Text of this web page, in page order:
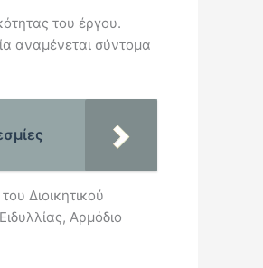
του έργου.
αναμένεται σύντομα
Διοικητικού
Αρμόδιο